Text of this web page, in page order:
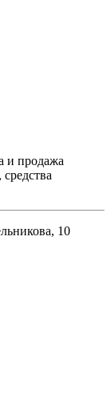
и продажа
10